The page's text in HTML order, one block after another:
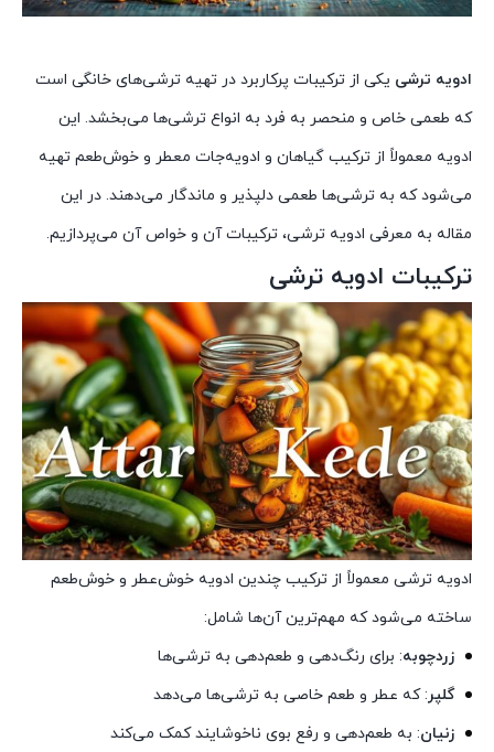
ادویه ترشی یکی از ترکیبات پرکاربرد در تهیه ترشی‌های خانگی است
که طعمی خاص و منحصر به فرد به انواع ترشی‌ها می‌بخشد. این
ادویه معمولاً از ترکیب گیاهان و ادویه‌جات معطر و خوش‌طعم تهیه
می‌شود که به ترشی‌ها طعمی دلپذیر و ماندگار می‌دهند. در این
مقاله به معرفی ادویه ترشی، ترکیبات آن و خواص آن می‌پردازیم.
ترکیبات ادویه ترشی
ادویه ترشی معمولاً از ترکیب چندین ادویه خوش‌عطر و خوش‌طعم
ساخته می‌شود که مهم‌ترین آن‌ها شامل:
زردچوبه: برای رنگ‌دهی و طعم‌دهی به ترشی‌ها
گلپر: که عطر و طعم خاصی به ترشی‌ها می‌دهد
زنیان: به طعم‌دهی و رفع بوی ناخوشایند کمک می‌کند